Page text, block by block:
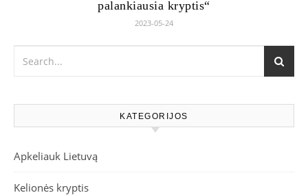
palankiausia kryptis“
2023-05-24
KATEGORIJOS
Apkeliauk Lietuvą
Kelionės kryptis